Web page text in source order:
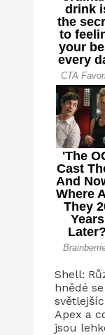
Shell:
hnědé
Apex a
jsou